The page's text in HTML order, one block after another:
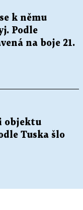
k němu
Podle
na boje 21.
objektu
Tuska šlo